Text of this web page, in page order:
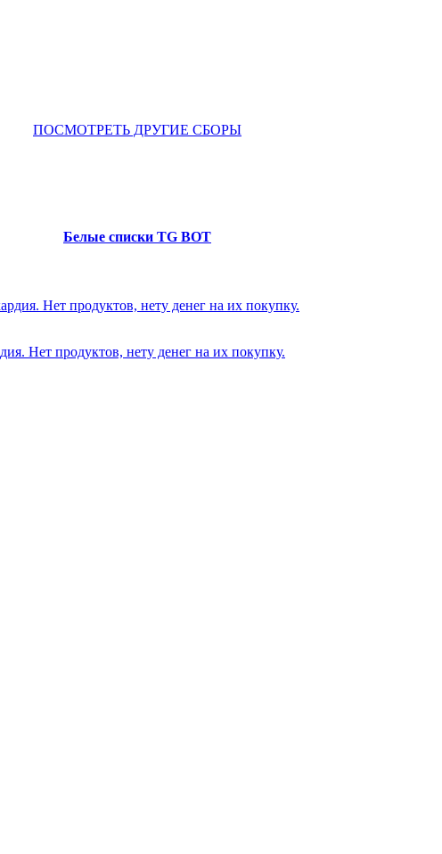
ПОСМОТРЕТЬ ДРУГИЕ СБОРЫ
Белые списки TG BOT
Нет продуктов, нету денег на их покупку.